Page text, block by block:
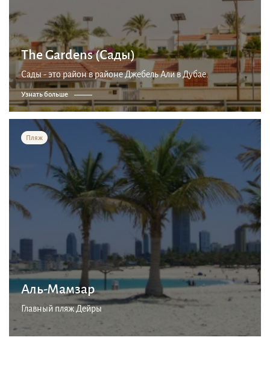
The Gardens (Сады)
Сады - это район в районе Джебель Али в Дубае.
Узнать больше
Пляж
Аль-Мамзар
Главный пляж Дейры